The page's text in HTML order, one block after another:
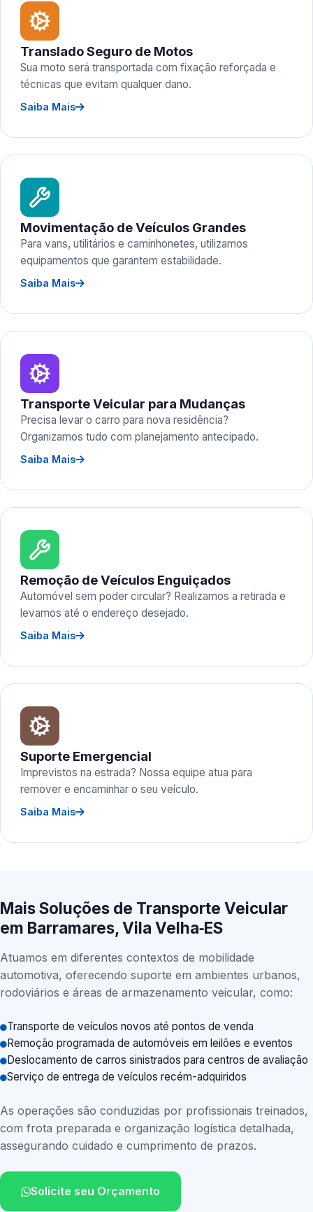
Translado Seguro de Motos
Sua moto será transportada com fixação reforçada e
técnicas que evitam qualquer dano.
Saiba Mais
Movimentação de Veículos Grandes
Para vans, utilitários e caminhonetes, utilizamos
equipamentos que garantem estabilidade.
Saiba Mais
Transporte Veicular para Mudanças
Precisa levar o carro para nova residência?
Organizamos tudo com planejamento antecipado.
Saiba Mais
Remoção de Veículos Enguiçados
Automóvel sem poder circular? Realizamos a retirada e
levamos até o endereço desejado.
Saiba Mais
Suporte Emergencial
Imprevistos na estrada? Nossa equipe atua para
remover e encaminhar o seu veículo.
Saiba Mais
Mais Soluções de Transporte Veicular
em Barramares, Vila Velha‑ES
Atuamos em diferentes contextos de mobilidade
automotiva, oferecendo suporte em ambientes urbanos,
rodoviários e áreas de armazenamento veicular, como:
Transporte de veículos novos até pontos de venda
Remoção programada de automóveis em leilões e eventos
Deslocamento de carros sinistrados para centros de avaliação
Serviço de entrega de veículos recém-adquiridos
As operações são conduzidas por profissionais treinados,
com frota preparada e organização logística detalhada,
assegurando cuidado e cumprimento de prazos.
Solicite seu Orçamento